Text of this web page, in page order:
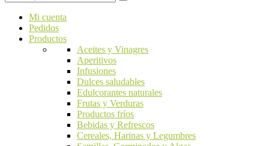
Mi cuenta
Pedidos
Productos
Aceites y Vinagres
Aperitivos
Infusiones
Dulces saludables
Edulcorantes naturales
Frutas y Verduras
Productos fríos
Bebidas y Refrescos
Cereales, Harinas y Legumbres